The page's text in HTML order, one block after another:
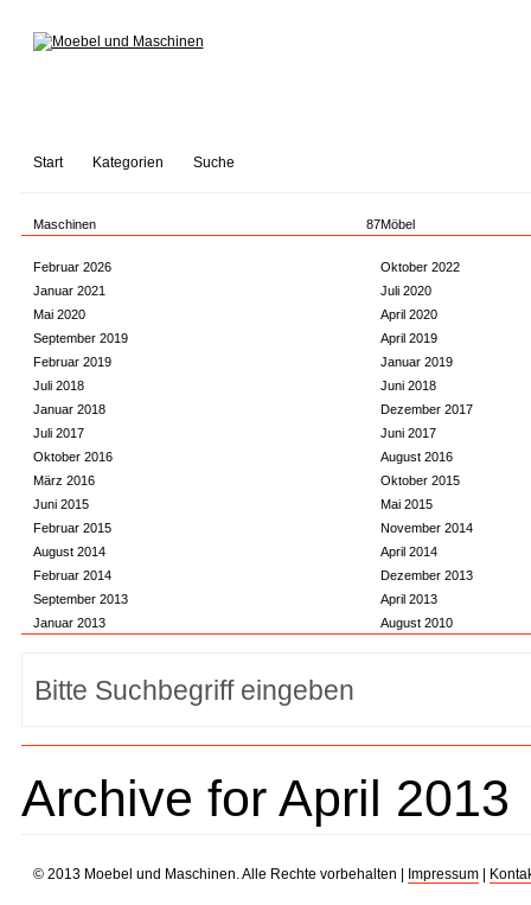
Start Kategorien Suche
Maschinen 87Möbel
Februar 2026
Oktober 2022
Januar 2021
Juli 2020
Mai 2020
April 2020
September 2019
April 2019
Februar 2019
Januar 2019
Juli 2018
Juni 2018
Januar 2018
Dezember 2017
Juli 2017
Juni 2017
Oktober 2016
August 2016
März 2016
Oktober 2015
Juni 2015
Mai 2015
Februar 2015
November 2014
August 2014
April 2014
Februar 2014
Dezember 2013
September 2013
April 2013
Januar 2013
August 2010
Archive for April 2013
© 2013 Moebel und Maschinen. Alle Rechte vorbehalten | Impressum|